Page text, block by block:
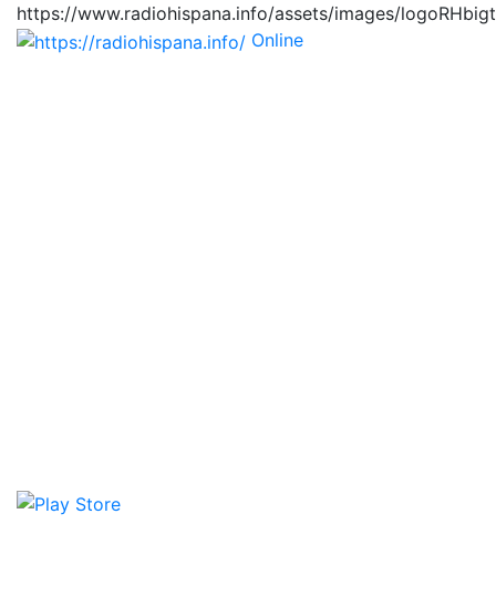
https://www.radiohispana.info/assets/images/
Online